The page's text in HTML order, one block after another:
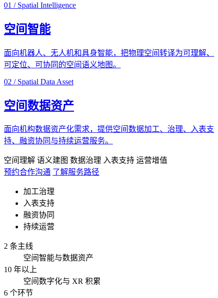
01 / Spatial Intelligence
空间智能
面向机器人、无人机和具身智能，把物理空间转译为可理解、
可定位、可协同的空间语义地图。
02 / Spatial Data Asset
空间数据资产
面向机构数据资产化需求，提供空间数据加工、治理、入表支
持、融资协同与持续运营服务。
空间理解 语义建图 数据治理 入表支持 运营增值
预约合作沟通 了解服务路径
加工治理
入表支持
融资协同
持续运营
2 条主线
空间智能与数据资产
10 年以上
空间数字化与 XR 积累
6 个环节